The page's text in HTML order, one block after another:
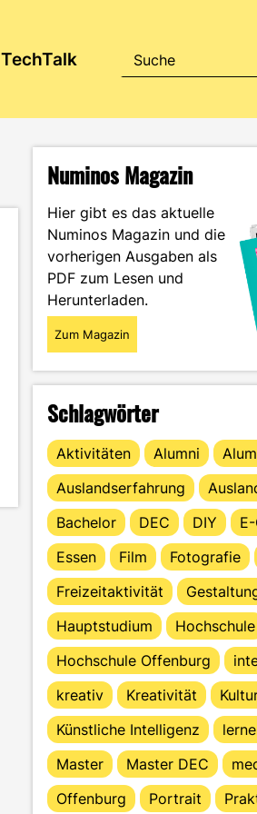
TechTalk
Numinos Magazin
Hier gibt es das aktuelle
Numinos Magazin und die
vorherigen Ausgaben als
PDF zum Lesen und
Herunterladen.
Zum Magazin
Schlagwörter
Aktivitäten Alumni
Auslandserfahrung
Bachelor
DEC DIY
Essen
Film Fotografie
Freizeitaktivität
Hauptstudium
Hochschule
Hochschule Offenburg
kreativ
Kreativität
Künstliche Intelligenz
Master
Master DEC
Offenburg
Portrait